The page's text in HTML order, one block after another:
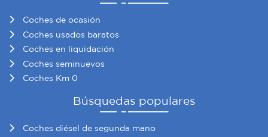
web, quienes pueden combinarla con otra información
que les haya proporcionado o que hayan recopilado a
partir del uso que haya hecho de sus servicios.
Coches de ocasión
Coches usados baratos
Coches en liquidación
Coches seminuevos
Coches Km 0
Búsquedas populares
Coches diésel de segunda mano